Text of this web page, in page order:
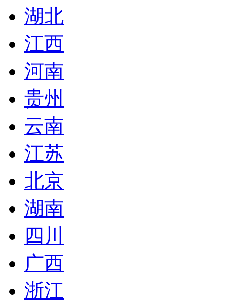
湖北
江西
河南
贵州
云南
江苏
北京
湖南
四川
广西
浙江